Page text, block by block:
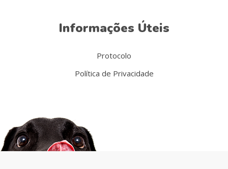
Informações Úteis
Protocolo
Política de Privacidade